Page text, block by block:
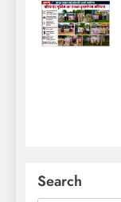
Search